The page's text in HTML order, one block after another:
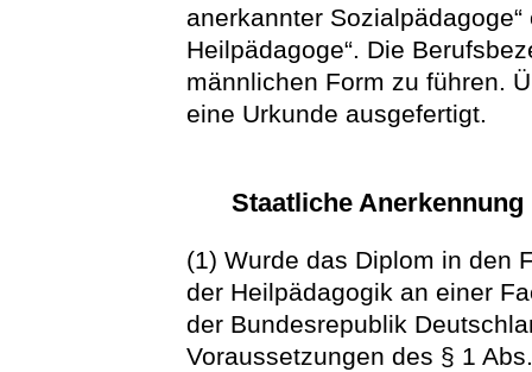
anerkannter
Heilpädagoge“. Die
männlichen Form zu führen.
eine Urkunde ausgefertigt.
Staatliche
(1) Wurde das Diplom in den
der Heilpädagogik an einer
der Bundesrepublik
Voraussetzungen des § 1